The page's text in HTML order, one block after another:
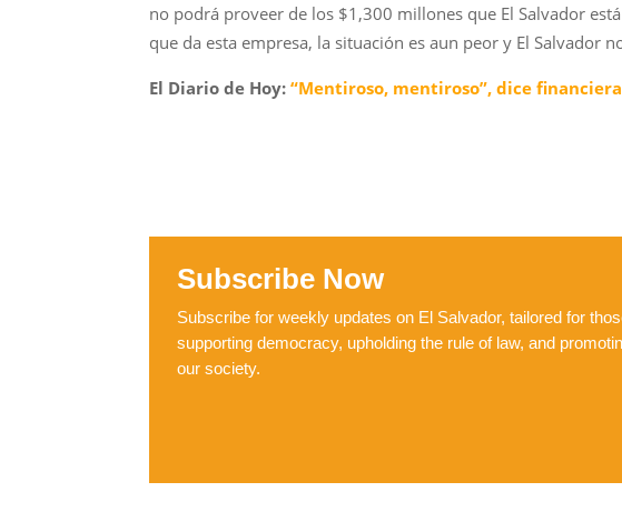
no podrá proveer de los $1,300 millones que El Salvador
que da esta empresa, la situación es aun peor y El Salvador
El Diario de Hoy:“Mentiroso, mentiroso”, dice
Subscribe Now
Subscribe for weekly updates on El Salvador, tailored for
supporting democracy, upholding the rule of law, and
our society.